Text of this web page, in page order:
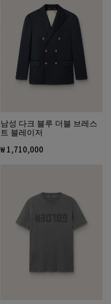
남성 다크 블루 더블 브레스
트 블레이저
₩ 1,710,000